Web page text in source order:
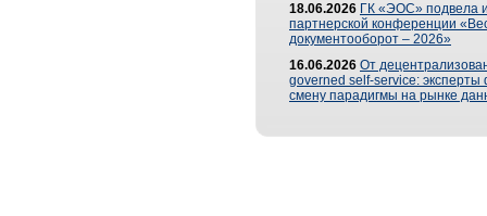
18.06.2026 ГК «ЭОС» подвела
партнерской конференции
документооборот – 2026»
16.06.2026 От
governed self-service: эксперты
смену парадигмы на рынке